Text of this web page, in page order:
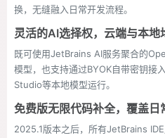
换，无缝融入日常开发流程。
灵活的AI选择权，云端与本地
既可使用JetBrains AI服务聚合的
模型，也支持通过BYOK自带密钥接
Studio等本地模型运行。
免费版无限代码补全，覆盖日
2025.1版本之后，所有JetBrains